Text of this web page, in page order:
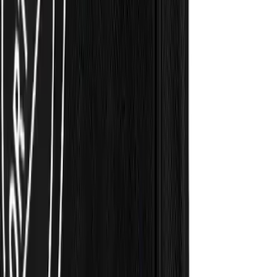
ve tercih edilme nedenleri içeren